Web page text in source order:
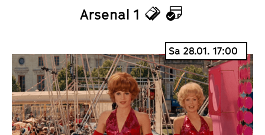
Arsenal 1
T
c
k
e
t
K
a
l
e
n
d
Sa 28.01. 17:00